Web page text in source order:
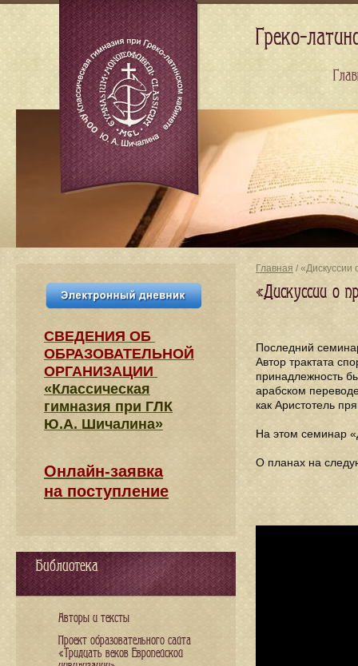
Главная /
«Дискуссии о
Последний
Автор трактата
принадлежность
арабском
как Аристотель
На этом семинар
О планах на
СВЕДЕНИЯ​ ОБ
ОБРАЗОВАТЕЛЬНОЙ
ОРГАНИЗАЦИИ
«Классическая
гимназия при ГЛК
Ю.А. Шичалина»
Онлайн-заявка
на поступление
Библиотека
Авторы и тексты
Проект образовательного сайта
«Тридцать веков Европейской
Греко-